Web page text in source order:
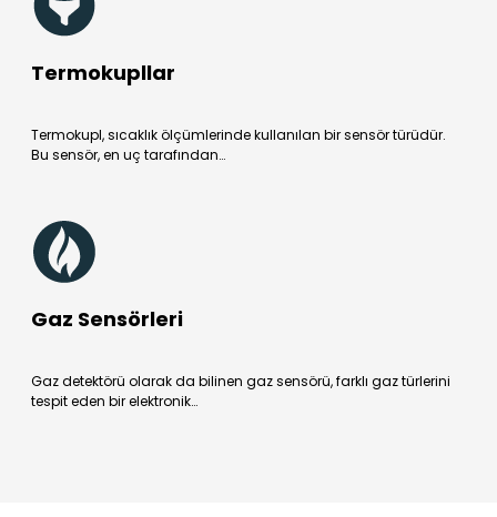
Termokupllar
Termokupl, sıcaklık ölçümlerinde kullanılan bir sensör türüdür.
Bu sensör, en uç tarafından…
Gaz Sensörleri
Gaz detektörü olarak da bilinen gaz sensörü, farklı gaz türlerini
tespit eden bir elektronik…